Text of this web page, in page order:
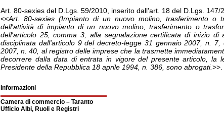
Art. 80-sexies del D.Lgs. 59/2010, inserito dall'art. 18 del D.Lgs. 147/
<<Art. 80-sexies (Impianto di un nuovo molino, trasferimento o
dell'attività di impianto di un nuovo molino, trasferimento o
dell'articolo 25, comma 3, alla segnalazione certificata di inizio di
disciplinata dall'articolo 9 del decreto-legge 31 gennaio 2007, n.
2007, n. 40, al registro delle imprese che la trasmette
decorrere dalla data di entrata in vigore del presente articolo,
Presidente della Repubblica 18 aprile 1994, n. 386, sono abrogati.>>.
Informazioni
Camera di commercio – Taranto
Ufficio Albi, Ruoli e Registri